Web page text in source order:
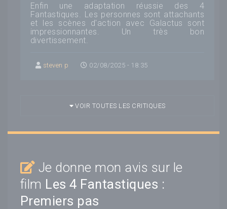
Enfin une adaptation réussie des 4
Fantastiques. Les personnes sont attachants
et les scènes d'action avec Galactus sont
impressionnantes. Un très bon
divertissement.
steven p 02/08/2025 - 18:35
VOIR TOUTES LES CRITIQUES
Je donne mon avis sur le
film Les 4 Fantastiques :
Premiers pas